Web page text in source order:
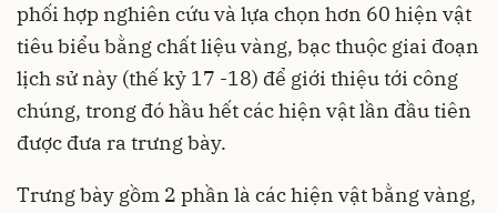
phối hợp nghiên cứu và lựa chọn hơn 60 hiện vật
tiêu biểu bằng chất liệu vàng, bạc thuộc giai đoạn
lịch sử này (thế kỷ 17 -18) để giới thiệu tới công
chúng, trong đó hầu hết các hiện vật lần đầu tiên
được đưa ra trưng bày.
Trưng bày gồm 2 phần là các hiện vật bằng vàng,